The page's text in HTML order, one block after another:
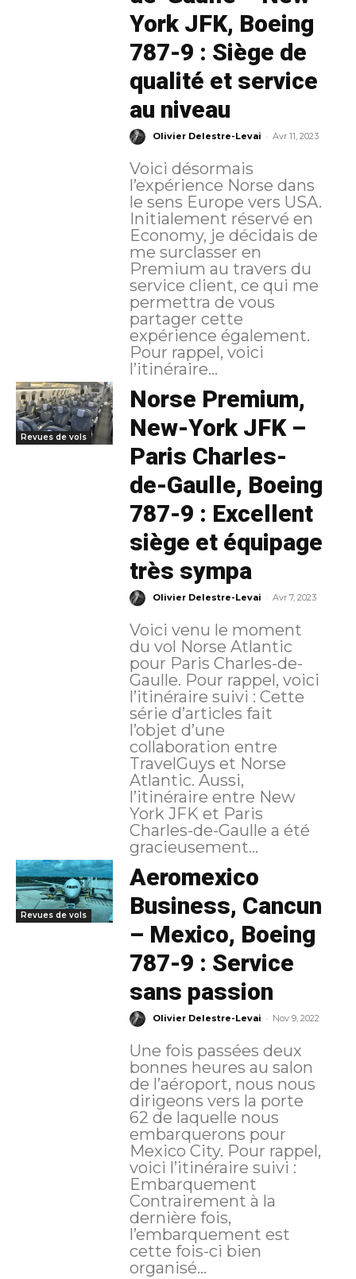
York JFK, Boeing
787-9 : Siège de
qualité et service
au niveau
Olivier Delestre-Levai - Avr 11, 2023
Voici désormais
l’expérience Norse dans
le sens Europe vers USA.
Initialement réservé en
Economy, je décidais de
me surclasser en
Premium au travers du
service client, ce qui me
permettra de vous
partager cette
expérience également.
Pour rappel, voici
l’itinéraire...
Revues de vols
Norse Premium,
New-York JFK –
Paris Charles-
de-Gaulle, Boeing
787-9 : Excellent
siège et équipage
très sympa
Olivier Delestre-Levai - Avr 7, 2023
Voici venu le moment
du vol Norse Atlantic
pour Paris Charles-de-
Gaulle. Pour rappel, voici
l’itinéraire suivi : Cette
série d’articles fait
l’objet d’une
collaboration entre
TravelGuys et Norse
Atlantic. Aussi,
l’itinéraire entre New
York JFK et Paris
Charles-de-Gaulle a été
gracieusement...
Revues de vols
Aeromexico
Business, Cancun
– Mexico, Boeing
787-9 : Service
sans passion
Olivier Delestre-Levai - Nov 9, 2022
Une fois passées deux
bonnes heures au salon
de l’aéroport, nous nous
dirigeons vers la porte
62 de laquelle nous
embarquerons pour
Mexico City. Pour rappel,
voici l’itinéraire suivi :
Embarquement
Contrairement à la
dernière fois,
l’embarquement est
cette fois-ci bien
organisé...